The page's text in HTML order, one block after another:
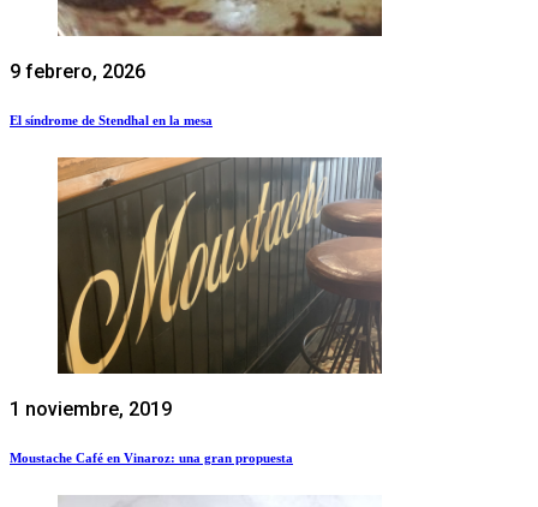
9 febrero, 2026
El síndrome de Stendhal en la mesa
1 noviembre, 2019
Moustache Café en Vinaroz: una gran propuesta